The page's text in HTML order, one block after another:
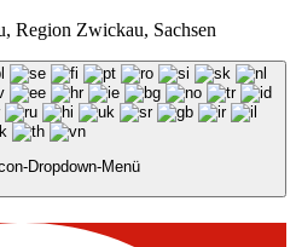
Region Zwickau, Sachsen